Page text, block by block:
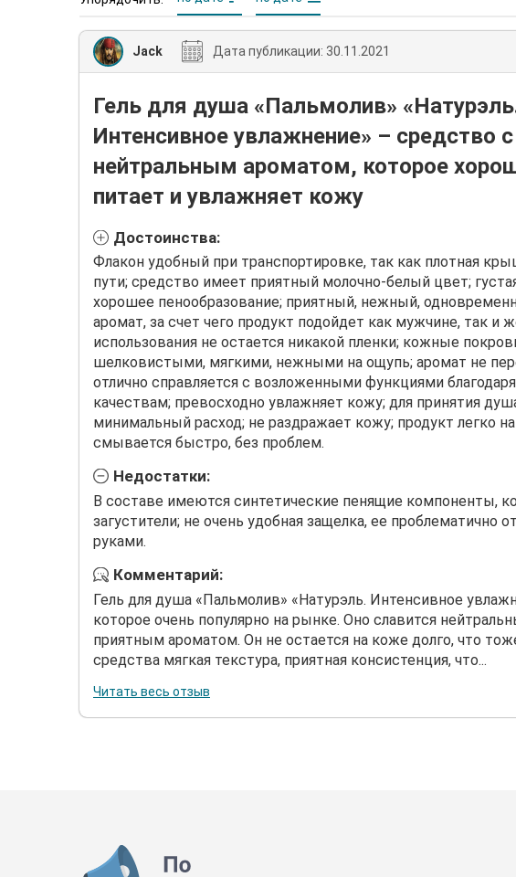
Jack Дата публикации: 30.11.2021
Гель для душа «Пальмолив»
Интенсивное увлажнение» – средство с
нейтральным ароматом, которое
питает и увлажняет кожу
Достоинства:
Флакон удобный при транспортировке, так как плотная
пути; средство имеет приятный молочно-белый цвет;
хорошее пенообразование; приятный, нежный,
аромат, за счет чего продукт подойдет как мужчине, так и
использования не остается никакой пленки; кожные
шелковистыми, мягкими, нежными на ощупь; аромат не
отлично справляется с возложенными функциями
качествам; превосходно увлажняет кожу; для принятия
минимальный расход; не раздражает кожу; продукт легко
смывается быстро, без проблем.
Недостатки:
В составе имеются синтетические пенящие компоненты,
загустители; не очень удобная защелка, ее
руками.
Комментарий:
Гель для душа «Пальмолив» «Натурэль. Интенсивное
которое очень популярно на рынке. Оно славится
приятным ароматом. Он не остается на коже долго, что
средства мягкая текстура, приятная консистенция, что...
Читать весь отзыв